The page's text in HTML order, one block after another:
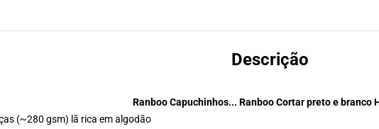
Descrição
Ranboo Capuchinhos... Ranboo Cortar preto e branco
(~280 gsm) lã rica em algodão